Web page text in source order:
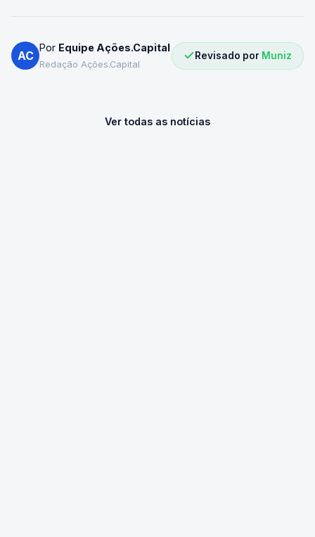
AC
Por Equipe Ações.Capital
Redação Ações.Capital
Revisado por Muniz
Ver todas as notícias